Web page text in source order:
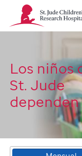
St.
Jude
Logo
Los niños
St. Jude